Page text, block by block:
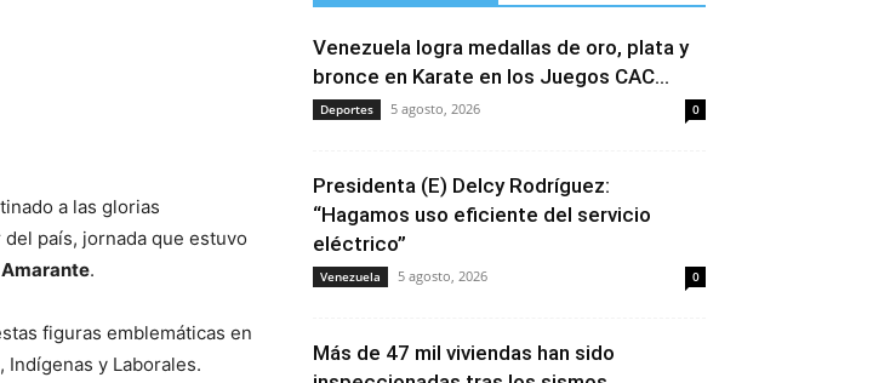
a las glorias
país, jornada que estuvo
.
figuras emblemáticas en
y Laborales.
Venezuela logra medallas de oro, plata y
bronce en Karate en los Juegos CAC...
Deportes 5 agosto, 2026 0
Presidenta (E) Delcy Rodríguez:
“Hagamos uso eficiente del servicio
eléctrico”
Venezuela 5 agosto, 2026 0
Más de 47 mil viviendas han sido